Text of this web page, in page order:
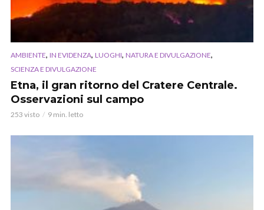
AMBIENTE, IN EVIDENZA, LUOGHI, NATURA E DIVULGAZIONE,
SCIENZA E DIVULGAZIONE
Etna, il gran ritorno del Cratere Centrale.
Osservazioni sul campo
253 visto 9 min. letto